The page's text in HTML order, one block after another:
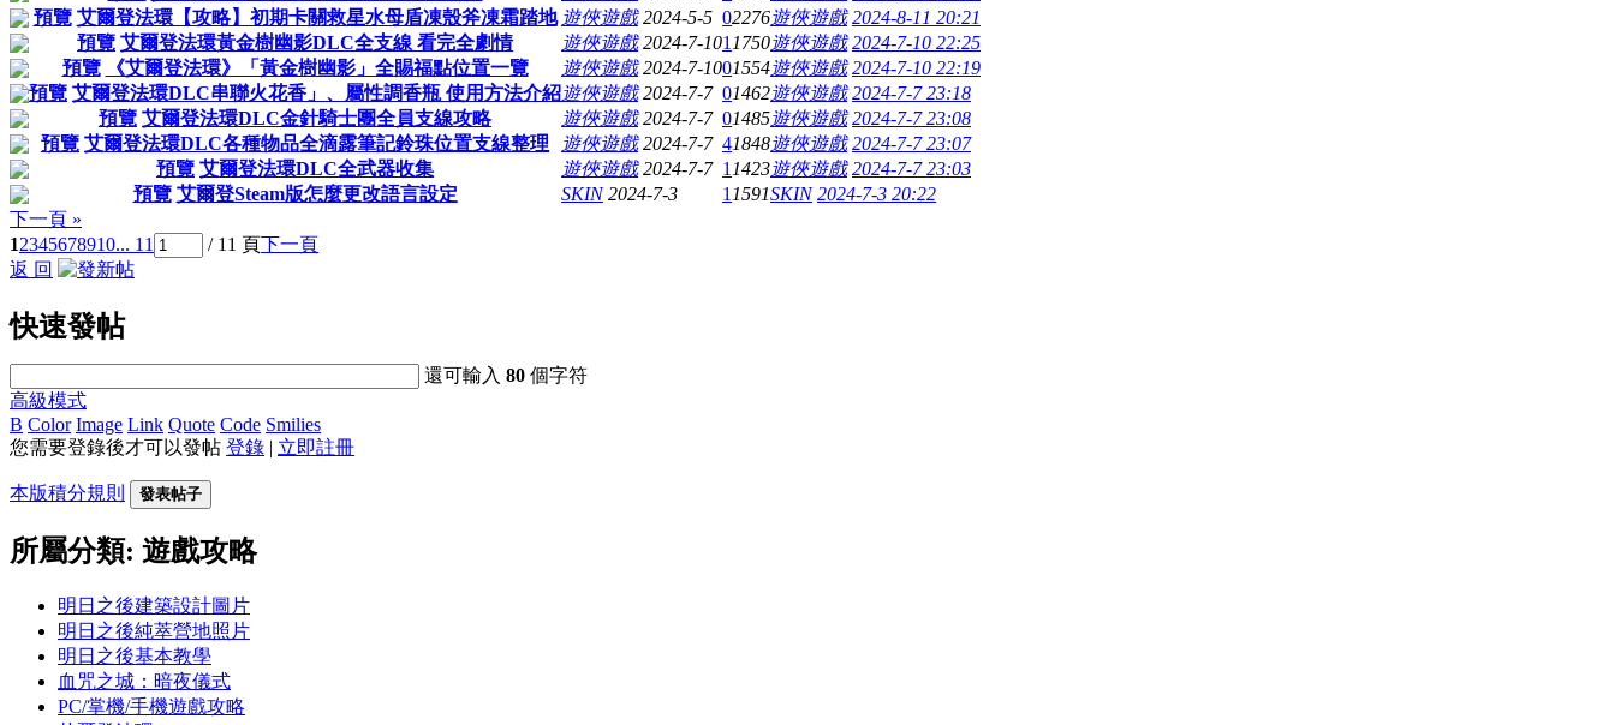
預覽 艾爾登法環【攻略】初期卡關救星水母盾凍殼斧凍霜踏地 遊俠遊戲 2024-5-5 02276遊俠遊戲 2024-8-11 20:21
預覽 艾爾登法環黃金樹幽影DLC全支線 看完全劇情 遊俠遊戲 2024-7-101 1750遊俠遊戲 2024-7-10 22:25
預覽
《艾爾登法環》「黃金樹幽影」全賜福點位置一覽 遊俠遊戲 2024-7-1001554遊俠遊戲 2024-7-10 22:19
預覽 艾爾登法環DLC串聯火花香」、屬性調香瓶 使用方法介紹遊俠遊戲 2024-7-7 01462遊俠遊戲 2024-7-7 23:18
預覽 艾爾登法環DLC金針騎士團全員支線攻略 遊俠遊戲 2024-7-7 01485遊俠遊戲 2024-7-7 23:08
預覽 艾爾登法環DLC各種物品全滴露筆記鈴珠位置支線整理 遊俠遊戲 2024-7-7 41848遊俠遊戲 2024-7-7 23:07
預覽 艾爾登法環DLC全武器收集 遊俠遊戲 2024-7-7 1 1423遊俠遊戲 2024-7-7 23:03
預覽 艾爾登Steam版怎麼更改語言設定 SKIN 2024-7-3 1 1591SKIN 2024-7-3 20:22
下一頁 »
12345678910... 11 / 11 頁下一頁
返 回
快速發帖
還可輸入80 個字符
高級模式
B Color Image Link Quote Code Smilies
您需要登錄後才可以發帖 登錄 | 立即註冊
本版積分規則 發表帖子
所屬分類: 遊戲攻略
明日之後建築設計圖片
明日之後純萃營地照片
明日之後基本教學
血咒之城：暗夜儀式
PC/掌機/手機遊戲攻略